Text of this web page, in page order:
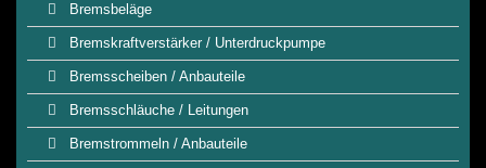
Bremsbeläge
Bremskraftverstärker / Unterdruckpumpe
Bremsscheiben / Anbauteile
Bremsschläuche / Leitungen
Bremstrommeln / Anbauteile